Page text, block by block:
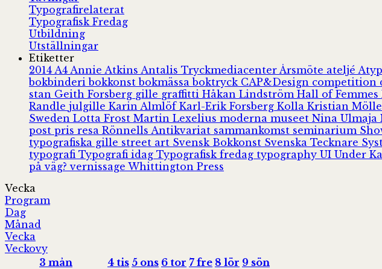
Typografirelaterat
Typografisk Fredag
Utbildning
Utställningar
Etiketter
2014 A4 Annie Atkins Antalis Tryckmediacenter Årsmöte ateljé
bokbinderibokkonstbokmässaboktryck CAP&Design competition
stan Geith Forsberg gille graffitti Håkan Lindström Hall of Femmes
Randle julgille Karin Almlöf Karl-Erik Forsberg Kolla Kristian
Sweden Lotta Frost Martin Lexelius moderna museet Nina Ulmaja
post pris resa Rönnells Antikvariat sammankomst seminarium
typografiska gille street art Svensk Bokkonst Svenska Tecknare
typografi Typografi idag Typografisk fredag typography UI Under
på väg?vernissage Whittington Press
Vecka
Program
Dag
Månad
Vecka
Veckovy
3 mån 4 tis 5 ons 6 tor 7 fre 8 lör 9 sön